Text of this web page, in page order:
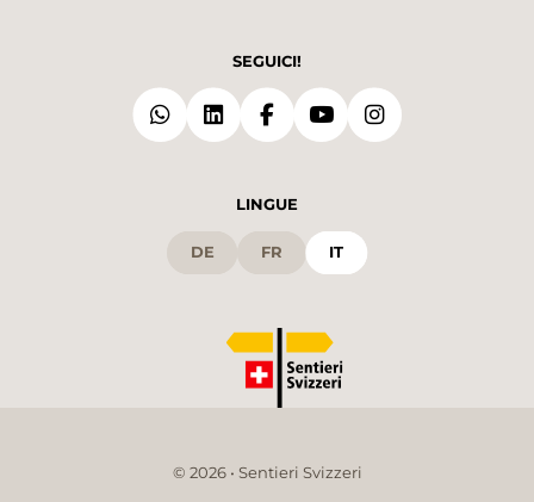
SEGUICI!
LINGUE
DE FR IT
© 2026 • Sentieri Svizzeri